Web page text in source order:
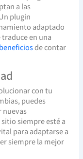
a las
plugin
adaptado
en una
beneficiosde contar
con tu
puedes
nuevas
siempre esté a
para adaptarse a
siempre la mejor